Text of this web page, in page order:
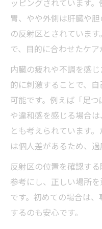
ッピングされています
胃、やや外側は肝臓や
の反射区とされていま
で、目的に合わせたケア
内臓の疲れや不調を感
的に刺激することで、
可能です。例えば「足
や違和感を感じる場合
とも考えられています
は個人差があるため、過
反射区の位置を確認す
参考にし、正しい場所
です。初めての場合は
するのも安心です。